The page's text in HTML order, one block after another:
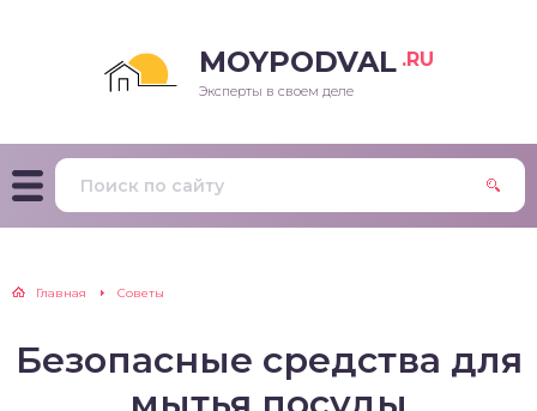
MOYPODVAL .RU
Эксперты в своем деле
Главная Советы
Безопасные средства для